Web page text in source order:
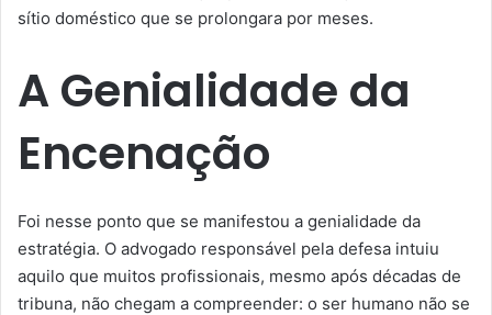
sítio doméstico que se prolongara por meses.
A Genialidade da
Encenação
Foi nesse ponto que se manifestou a genialidade da
estratégia. O advogado responsável pela defesa intuiu
aquilo que muitos profissionais, mesmo após décadas de
tribuna, não chegam a compreender: o ser humano não se